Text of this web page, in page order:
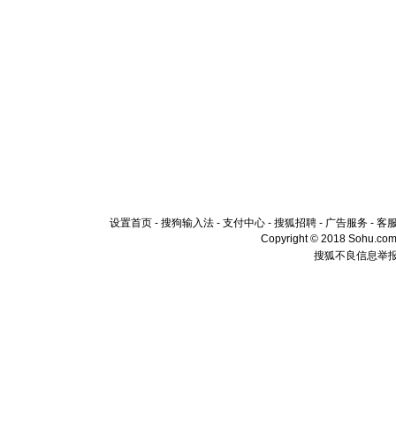
设置首页 - 搜狗输入法 - 支付中心 - 搜狐招聘 - 广告服务 - 客
Copyright © 2018
搜狐不良信息举